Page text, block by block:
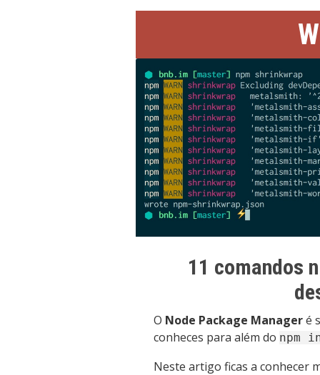
11 comandos
O Node Package Manageré
conheces para além do npm
Neste artigo ficas a conhecer